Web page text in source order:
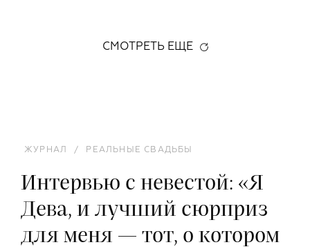
СМОТРЕТЬ ЕЩЕ
ЖУРНАЛ / РЕАЛЬНЫЕ СВАДЬБЫ
Интервью с невестой: «Я
Дева, и лучший сюрприз
для меня — тот, о котором